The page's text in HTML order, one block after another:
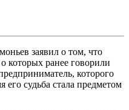
заявил о том, что
которых ранее говорили
которого
его судьба стала предметом